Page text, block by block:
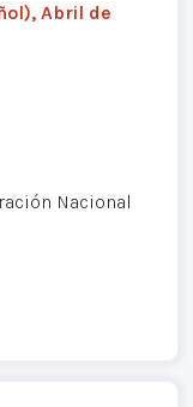
Abril de
Nacional